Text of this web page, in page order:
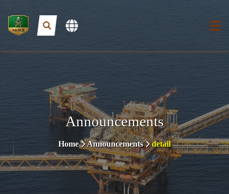
Announcements
Home Announcements detail